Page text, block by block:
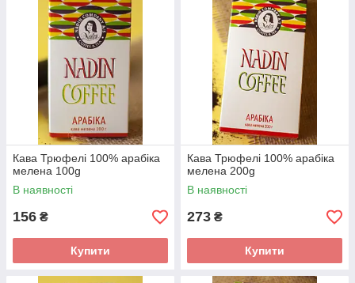
Кава Трюфелі 100% арабіка
мелена 100g
В наявності
156 ₴
Купити
Кава Трюфелі 100% арабіка
мелена 200g
В наявності
273 ₴
Купити